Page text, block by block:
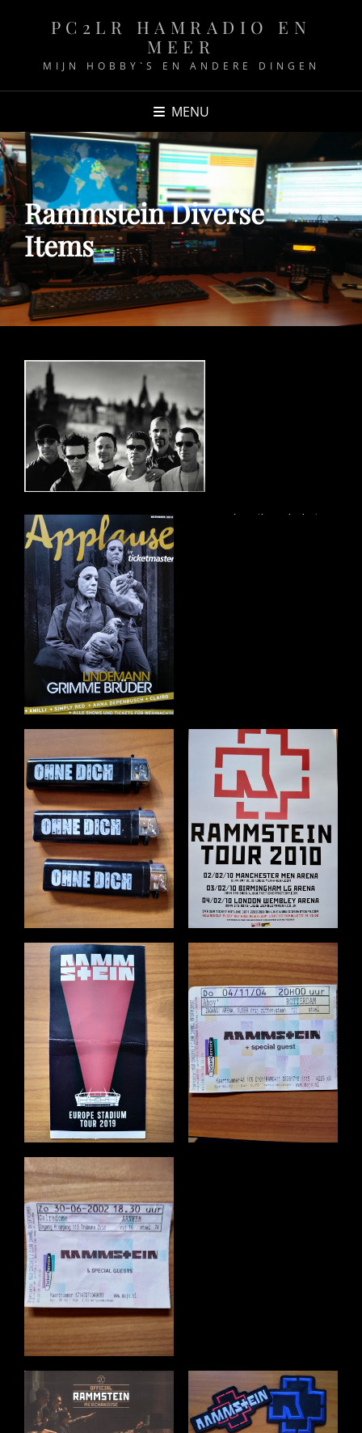
PC2LR HAMRADIO EN
MEER
MIJN HOBBY`S EN ANDERE DINGEN
MENU
Rammstein Diverse
Items
eau de toilette kokain